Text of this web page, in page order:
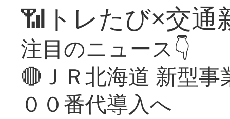
📶トレたび×交通
注目のニュース👇
🔴ＪＲ北海道 新型
００番代導入へ